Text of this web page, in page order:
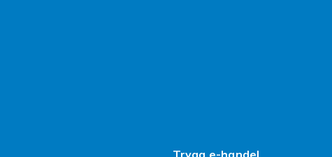
Trygg e-handel